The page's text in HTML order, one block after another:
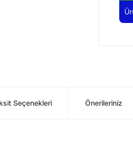
Seçenekleri Önerileriniz